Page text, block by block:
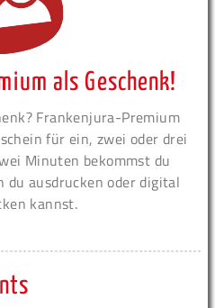
als Geschenk!
Frankenjura-Premium
für ein, zwei oder drei
Minuten bekommst du
du ausdrucken oder digital
kannst.